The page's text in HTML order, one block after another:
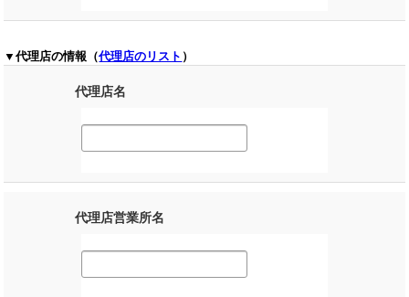
▼代理店の情報（代理店のリスト ）
代理店名
代理店営業所名